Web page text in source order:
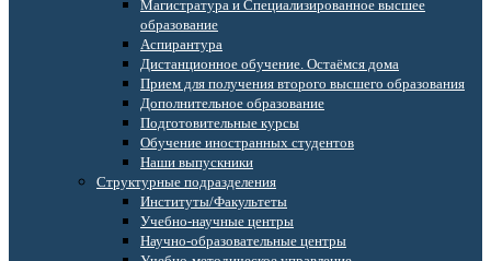
Магистратура и Специализированное высшее
образование
Аспирантура
Дистанционное обучение. Остаёмся дома
Прием для получения второго высшего образования
Дополнительное образование
Подготовительные курсы
Обучение иностранных студентов
Наши выпускники
Структурные подразделения
Институты/Факультеты
Учебно-научные центры
Научно-образовательные центры